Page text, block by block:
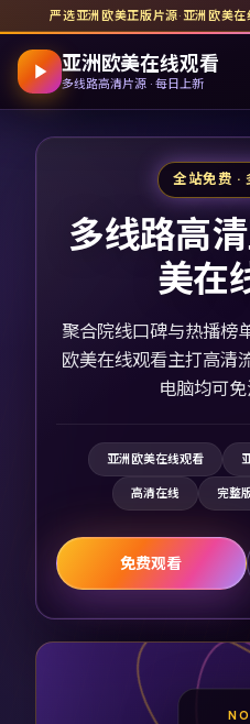
严选亚洲欧美正版片源· 亚洲欧美在
亚洲欧美在线观看
多线路高清片源 · 每日上新
全站免费 ·
多线路高
美在
聚合院线口碑与热播榜
欧美在线观看主打高清
电脑均可免
亚洲欧美在线观看
高清在线 完整
免费观看